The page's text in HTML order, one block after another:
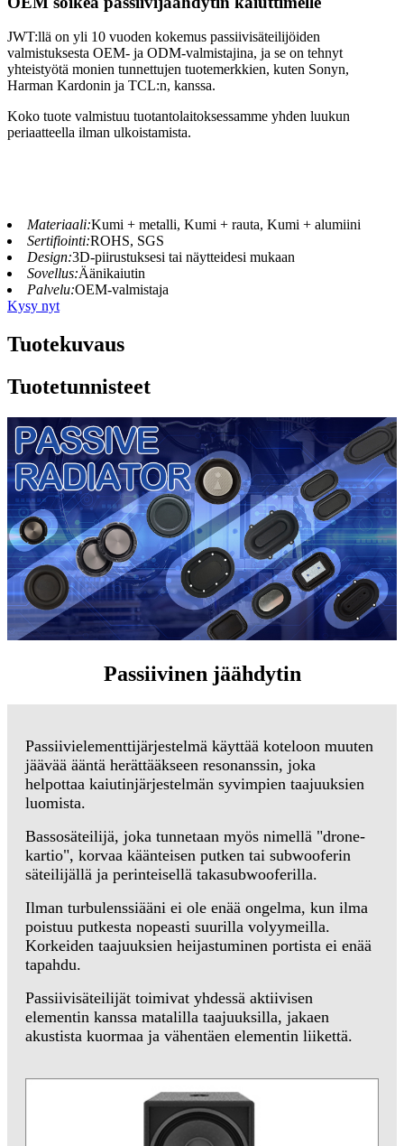
JWT:llä on yli 10 vuoden kokemus passiivisäteilijöiden
valmistuksesta OEM- ja ODM-valmistajina, ja se on tehnyt
yhteistyötä monien tunnettujen tuotemerkkien, kuten Sonyn,
Harman Kardonin ja TCL:n, kanssa.
Koko tuote valmistuu tuotantolaitoksessamme yhden luukun
periaatteella ilman ulkoistamista.
Materiaali:Kumi + metalli, Kumi + rauta, Kumi + alumiini
Sertifiointi:ROHS, SGS
Design:3D-piirustuksesi tai näytteidesi mukaan
Sovellus:Äänikaiutin
Palvelu:OEM-valmistaja
Kysy nyt
Tuotekuvaus
Tuotetunnisteet
Passiivinen jäähdytin
Passiivielementtijärjestelmä käyttää koteloon muuten
jäävää ääntä herättääkseen resonanssin, joka
helpottaa kaiutinjärjestelmän syvimpien taajuuksien
luomista.
Bassosäteilijä, joka tunnetaan myös nimellä "drone-
kartio", korvaa käänteisen putken tai subwooferin
säteilijällä ja perinteisellä takasubwooferilla.
Ilman turbulenssiääni ei ole enää ongelma, kun ilma
poistuu putkesta nopeasti suurilla volyymeilla.
Korkeiden taajuuksien heijastuminen portista ei enää
tapahdu.
Passiivisäteilijät toimivat yhdessä aktiivisen
elementin kanssa matalilla taajuuksilla, jakaen
akustista kuormaa ja vähentäen elementin liikettä.